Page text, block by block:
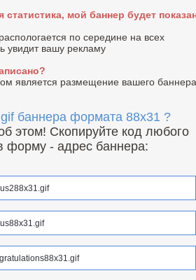
мой баннер будет
по середине на всех
увидит вашу рекламу
является размещение вашего баннера
баннера формата 88x31 ?
этом! Скопируйте код любого
форму - адрес баннера: